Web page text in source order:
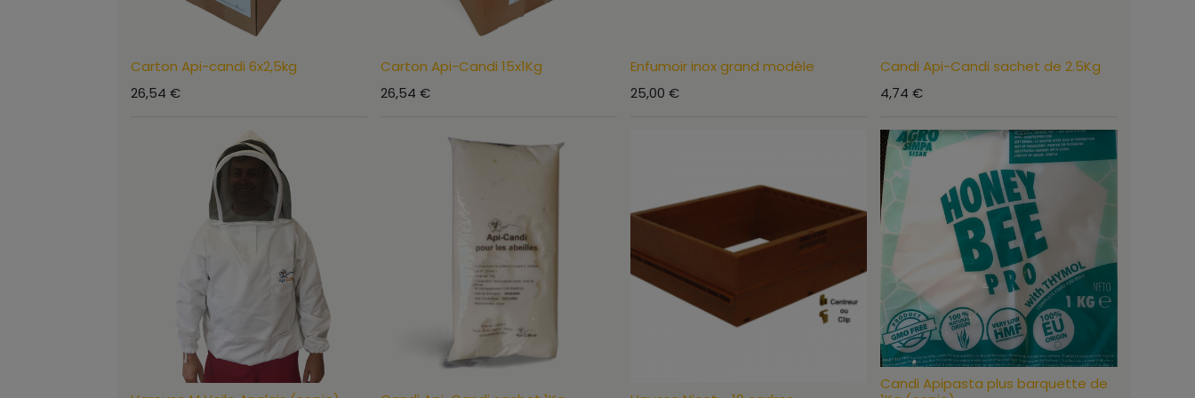
Carton Api-candi 6x2,5kg
26,54 €
Carton Api-Candi 15x1Kg
26,54 €
Enfumoir inox grand modèle
25,00 €
Candi Api-Candi sachet de 2.5Kg
4,74 €
Candi Apipasta plus barquette de